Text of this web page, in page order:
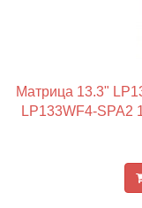
Матрица 13.3"
LP133WF4-SPA2